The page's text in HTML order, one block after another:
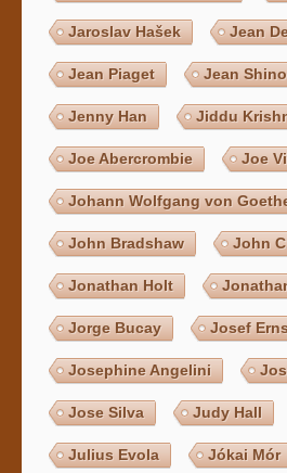
Jaroslav Hašek Jean
Jean Piaget Jean
Jenny Han Jiddu
Joe Abercrombie Joe
Johann Wolfgang von
John Bradshaw John
Jonathan Holt
Jorge Bucay Josef
Josephine Angelini
Jose Silva Judy Hall
Julius Evola Jókai Mór